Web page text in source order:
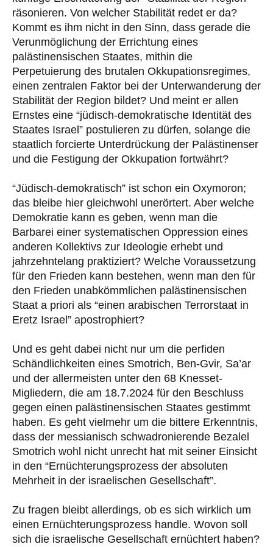
räsonieren. Von welcher Stabilität redet er da?
Kommt es ihm nicht in den Sinn, dass gerade die
Verunmöglichung der Errichtung eines
palästinensischen Staates, mithin die
Perpetuierung des brutalen Okkupationsregimes,
einen zentralen Faktor bei der Unterwanderung der
Stabilität der Region bildet? Und meint er allen
Ernstes eine “jüdisch-demokratische Identität des
Staates Israel” postulieren zu dürfen, solange die
staatlich forcierte Unterdrückung der Palästinenser
und die Festigung der Okkupation fortwährt?
“Jüdisch-demokratisch” ist schon ein Oxymoron;
das bleibe hier gleichwohl unerörtert. Aber welche
Demokratie kann es geben, wenn man die
Barbarei einer systematischen Oppression eines
anderen Kollektivs zur Ideologie erhebt und
jahrzehntelang praktiziert? Welche Voraussetzung
für den Frieden kann bestehen, wenn man den für
den Frieden unabkömmlichen palästinensischen
Staat a priori als “einen arabischen Terrorstaat in
Eretz Israel” apostrophiert?
Und es geht dabei nicht nur um die perfiden
Schändlichkeiten eines Smotrich, Ben-Gvir, Sa’ar
und der allermeisten unter den 68 Knesset-
Migliedern, die am 18.7.2024 für den Beschluss
gegen einen palästinensischen Staates gestimmt
haben. Es geht vielmehr um die bittere Erkenntnis,
dass der messianisch schwadronierende Bezalel
Smotrich wohl nicht unrecht hat mit seiner Einsicht
in den “Ernüchterungsprozess der absoluten
Mehrheit in der israelischen Gesellschaft”.
Zu fragen bleibt allerdings, ob es sich wirklich um
einen Ernüchterungsprozess handle. Wovon soll
sich die israelische Gesellschaft ernüchtert haben?